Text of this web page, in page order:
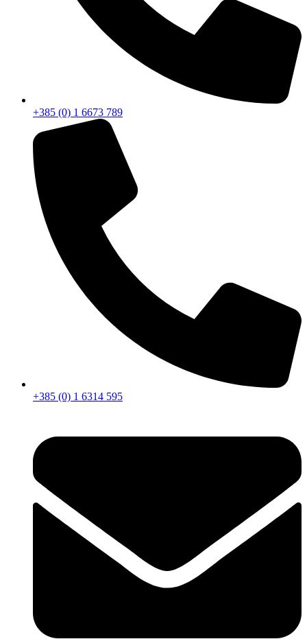
+385 (0) 1 6673 789
+385 (0) 1 6314 595